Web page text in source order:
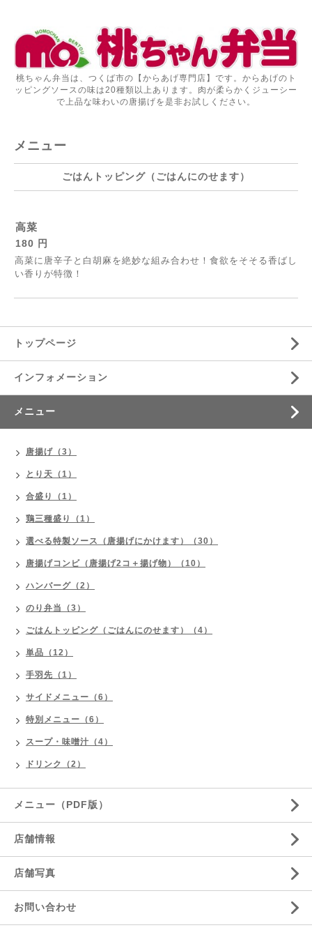
桃ちゃん弁当は、つくば市の【からあげ専門店】です。からあげのト
ッピングソースの味は20種類以上あります。肉が柔らかくジューシー
で上品な味わいの唐揚げを是非お試しください。
メニュー
ごはんトッピング（ごはんにのせます）
高菜
180 円
高菜に唐辛子と白胡麻を絶妙な組み合わせ！食欲をそそる香ばし
い香りが特徴！
トップページ
インフォメーション
メニュー
唐揚げ（3）
とり天（1）
合盛り（1）
鶏三種盛り（1）
選べる特製ソース（唐揚げにかけます）（30）
唐揚げコンビ（唐揚げ2コ＋揚げ物）（10）
ハンバーグ（2）
のり弁当（3）
ごはんトッピング（ごはんにのせます）（4）
単品（12）
手羽先（1）
サイドメニュー（6）
特別メニュー（6）
スープ・味噌汁（4）
ドリンク（2）
メニュー（PDF版）
店舗情報
店舗写真
お問い合わせ